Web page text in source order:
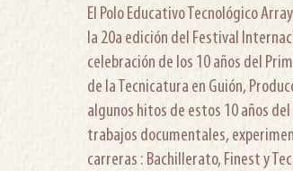
El Polo Educativo Tecnológico
la 20a edición del Festival
celebración de los 10 años del
de la Tecnicatura en Guión,
algunos hitos de estos 10 años
trabajos documentales,
carreras : Bachillerato, Finest y